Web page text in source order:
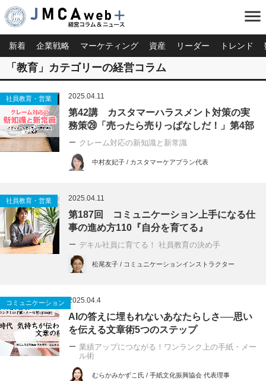
menu
新着 企業戦略 マーケティング 資産 リーダー トレンド
「教育」カテゴリーの経営コラム
社員教育・営業 2025.04.11
第42講 カスタマーハラスメント対策の実
務策㉙「売ったら売りっぱなしだ！」第4部
クレーム対応の新知識と新常識
中村友妃子 / カスタマーケアプラン代表
社員教育・営業 2025.04.11
第187回 コミュニケーション上手になる仕
事の進め方110『自分を育てる』
デキル社員に育てる！ 社員教育の決め手
松尾友子 / コミュニケーションインストラクター
コミュニケーション 2025.04.4
AIの答えに埋もれないあなたらしさ──思い
を伝える文章術5つのステップ
業績アップにつながる！ワンランク上の手紙・メー
ル術
むらかみかずこ氏 / 手紙文化振興協会 代表理事